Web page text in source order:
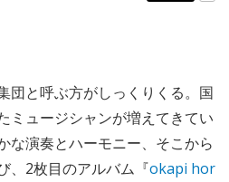
団と呼ぶ方がしっくりくる。国
ミュージシャンが増えてきてい
な演奏とハーモニー、そこから
、2枚目のアルバム『okapi hor